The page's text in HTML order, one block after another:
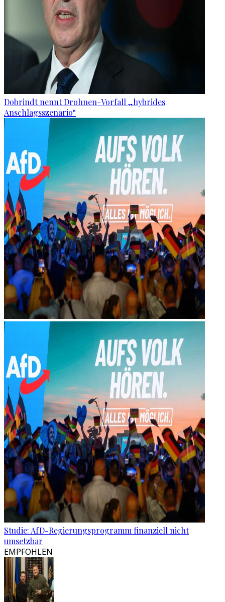
Dobrindt nennt Drohnen-Vorfall „hybrides
Anschlagsszenario“
Studie: AfD-Regierungsprogramm finanziell nicht
umsetzbar
EMPFOHLEN